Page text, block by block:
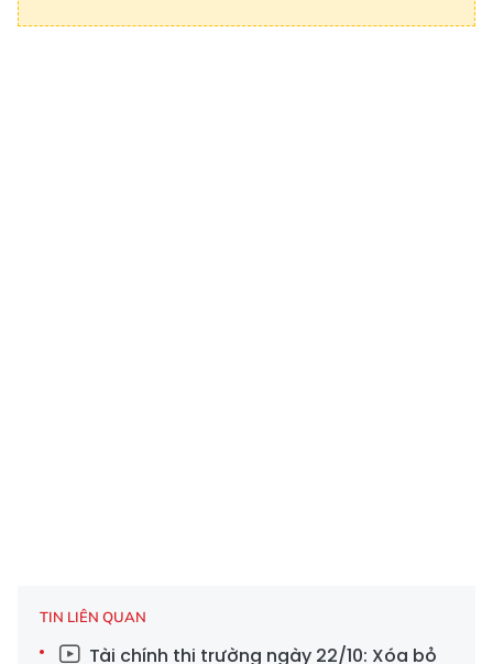
TIN LIÊN QUAN
Tài chính thị trường ngày 22/10: Xóa bỏ